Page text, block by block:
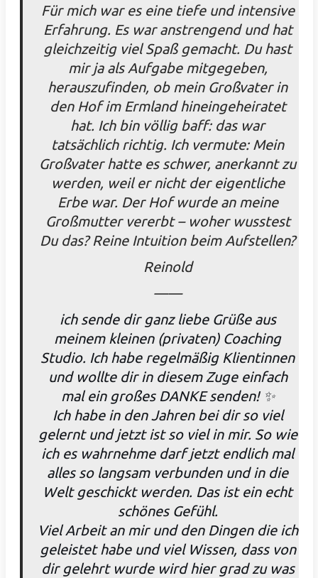
Für mich war es eine tiefe und intensive
Erfahrung. Es war anstrengend und hat
gleichzeitig viel Spaß gemacht. Du hast
mir ja als Aufgabe mitgegeben,
herauszufinden, ob mein Großvater in
den Hof im Ermland hineingeheiratet
hat. Ich bin völlig baff: das war
tatsächlich richtig. Ich vermute: Mein
Großvater hatte es schwer, anerkannt zu
werden, weil er nicht der eigentliche
Erbe war. Der Hof wurde an meine
Großmutter vererbt – woher wusstest
Du das? Reine Intuition beim Aufstellen?
Reinold
——
ich sende dir ganz liebe Grüße aus
meinem kleinen (privaten) Coaching
Studio. Ich habe regelmäßig Klientinnen
und wollte dir in diesem Zuge einfach
mal ein großes DANKE senden! ✨
Ich habe in den Jahren bei dir so viel
gelernt und jetzt ist so viel in mir. So wie
ich es wahrnehme darf jetzt endlich mal
alles so langsam verbunden und in die
Welt geschickt werden. Das ist ein echt
schönes Gefühl.
Viel Arbeit an mir und den Dingen die ich
geleistet habe und viel Wissen, dass von
dir gelehrt wurde wird hier grad zu was